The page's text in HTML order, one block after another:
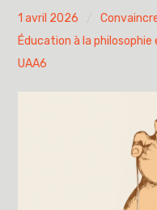
UAA1
UAA2
PYH
1 avril 2026
Éducation à la
UAA6